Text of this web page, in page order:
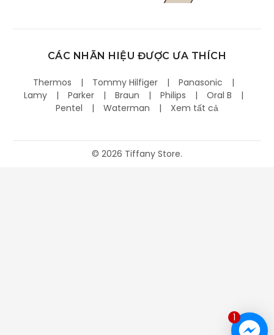
1
CÁC NHÃN HIỆU ĐƯỢC ƯA THÍCH
Thermos Tommy Hilfiger
Panasonic
Lamy
Parker Braun Philips
Oral B
Pentel
Waterman Xem tất cả
© 2026 Tiffany Store.